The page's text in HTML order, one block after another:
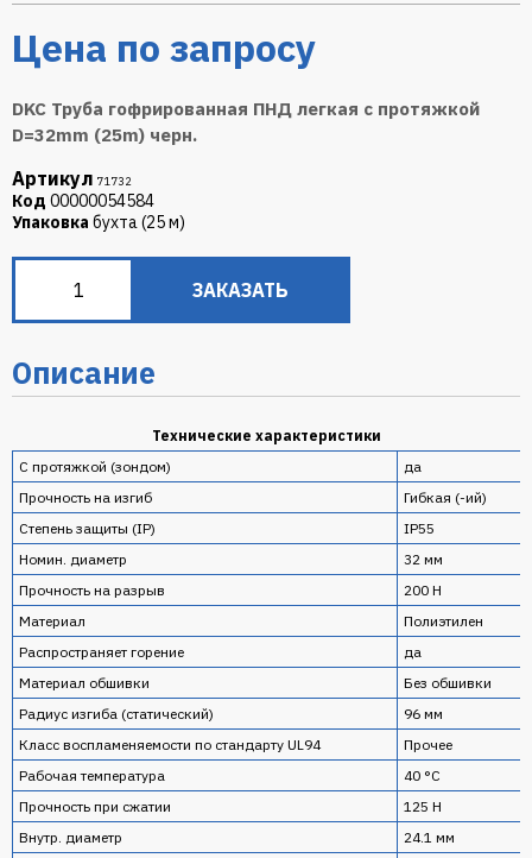
Цена по запросу
DKC Труба гофрированная ПНД легкая с протяжкой
D=32mm (25m) черн.
Артикул 71732
Код 00000054584
Упаковка бухта (25 м)
ЗАКАЗАТЬ
Описание
Технические характеристики
С протяжкой (зондом)
да
Прочность на изгиб
Гибкая (-ий)
Степень защиты (IP)
IP55
Номин. диаметр
32 мм
Прочность на разрыв
200 Н
Материал
Полиэтилен
Распространяет горение
да
Материал обшивки
Без обшивки
Радиус изгиба (статический)
96 мм
Класс воспламеняемости по стандарту UL94
Прочее
Рабочая температура
40 °C
Прочность при сжатии
125 Н
Внутр. диаметр
24.1 мм